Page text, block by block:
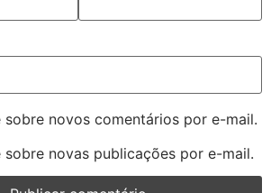
novos comentários por e-mail.
novas publicações por e-mail.